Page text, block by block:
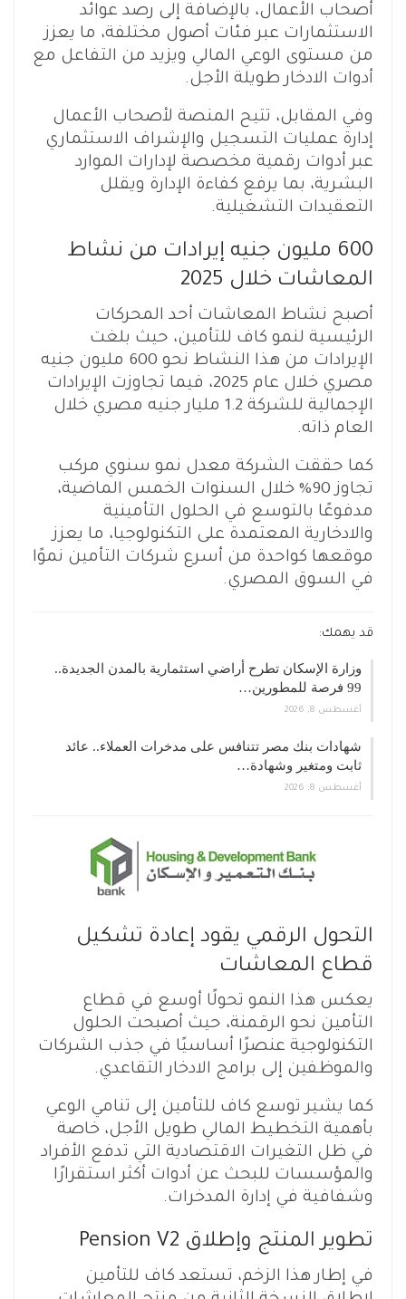
أصحاب الأعمال، بالإضافة إلى رصد عوائد
الاستثمارات عبر فئات أصول مختلفة، ما يعزز
من مستوى الوعي المالي ويزيد من التفاعل مع
أدوات الادخار طويلة الأجل.
وفي المقابل، تتيح المنصة لأصحاب الأعمال
إدارة عمليات التسجيل والإشراف الاستثماري
عبر أدوات رقمية مخصصة لإدارات الموارد
البشرية، بما يرفع كفاءة الإدارة ويقلل
التعقيدات التشغيلية.
600 مليون جنيه إيرادات من نشاط
المعاشات خلال 2025
أصبح نشاط المعاشات أحد المحركات
الرئيسية لنمو كاف للتأمين، حيث بلغت
الإيرادات من هذا النشاط نحو 600 مليون جنيه
مصري خلال عام 2025، فيما تجاوزت الإيرادات
الإجمالية للشركة 1.2 مليار جنيه مصري خلال
العام ذاته.
كما حققت الشركة معدل نمو سنوي مركب
تجاوز 90% خلال السنوات الخمس الماضية،
مدفوعًا بالتوسع في الحلول التأمينية
والادخارية المعتمدة على التكنولوجيا، ما يعزز
موقعها كواحدة من أسرع شركات التأمين نموًا
في السوق المصري.
قد يهمك:
وزارة الإسكان تطرح أراضي استثمارية بالمدن الجديدة..
99 فرصة للمطورين…
أغسطس 8, 2026
شهادات بنك مصر تتنافس على مدخرات العملاء.. عائد
ثابت ومتغير وشهادة…
أغسطس 8, 2026
التحول الرقمي يقود إعادة تشكيل
قطاع المعاشات
يعكس هذا النمو تحولًا أوسع في قطاع
التأمين نحو الرقمنة، حيث أصبحت الحلول
التكنولوجية عنصرًا أساسيًا في جذب الشركات
والموظفين إلى برامج الادخار التقاعدي.
كما يشير توسع كاف للتأمين إلى تنامي الوعي
بأهمية التخطيط المالي طويل الأجل، خاصة
في ظل التغيرات الاقتصادية التي تدفع الأفراد
والمؤسسات للبحث عن أدوات أكثر استقرارًا
وشفافية في إدارة المدخرات.
تطوير المنتج وإطلاق Pension V2
في إطار هذا الزخم، تستعد كاف للتأمين